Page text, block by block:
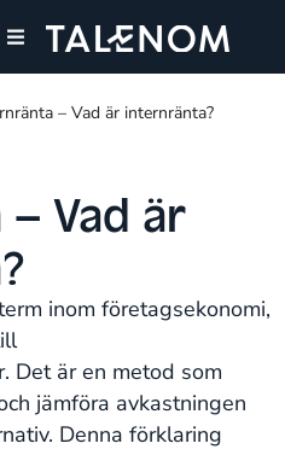
– Vad är internränta?
Vad är
inom företagsekonomi,
Det är en metod som
jämföra avkastningen
Denna förklaring